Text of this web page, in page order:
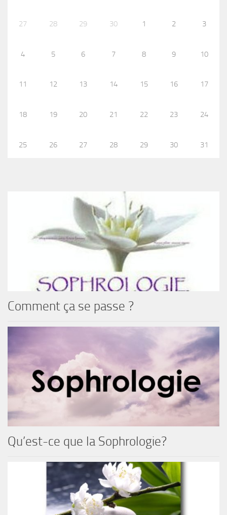
27 28 29 30 1 2 3
4 5 6 7 8 9 10
11 12 13 14 15 16 17
18 19 20 21 22 23 24
25 26 27 28 29 30 31
Comment ça se passe ?
Qu’est-ce que la Sophrologie?